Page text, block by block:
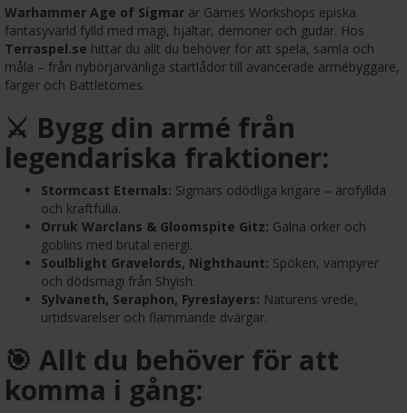
Warhammer Age of Sigmar är Games Workshops episka
fantasyvärld fylld med magi, hjältar, demoner och gudar. Hos
Terraspel.se hittar du allt du behöver för att spela, samla och
måla – från nybörjarvänliga startlådor till avancerade armébyggare,
färger och Battletomes.
⚔️ Bygg din armé från
legendariska fraktioner:
Stormcast Eternals: Sigmars odödliga krigare – ärofyllda
och kraftfulla.
Orruk Warclans & Gloomspite Gitz: Galna orker och
goblins med brutal energi.
Soulblight Gravelords, Nighthaunt: Spöken, vampyrer
och dödsmagi från Shyish.
Sylvaneth, Seraphon, Fyreslayers: Naturens vrede,
urtidsvarelser och flammande dvärgar.
🎯 Allt du behöver för att
komma i gång: